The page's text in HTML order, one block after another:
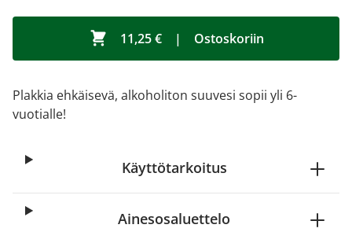
11,25 € | Ostoskoriin
Plakkia ehkäisevä, alkoholiton suuvesi sopii yli 6-
vuotialle!
Käyttötarkoitus
Ainesosaluettelo